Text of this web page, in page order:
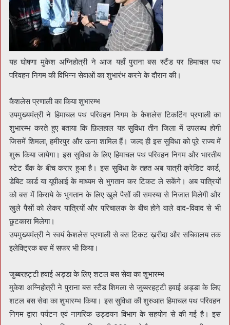
यह घोषणा मुकेश अग्निहोत्री ने आज यहाँ पुराना बस स्टैंड पर हिमाचल पथ
परिवहन निगम की विभिन्न सेवाओं का शुभारंभ करने के दौरान की।
कैशलेस प्रणाली का किया शुभारम्भ
उपमुख्यमंत्री ने हिमाचल पथ परिवहन निगम के कैशलेस टिकटिंग प्रणाली का
शुभारम्भ करते हुए बताया कि फ़िलहाल यह सुविधा तीन जिला में उपलब्ध होगी
जिसमें शिमला, हमीरपुर और ऊना शामिल हैं। जल्द ही इस सुविधा को पूरे राज्य में
शुरू किया जायेगा। इस सुविधा के लिए हिमाचल पथ परिवहन निगम और भारतीय
स्टेट बैंक के बीच करार हुआ है। इस सुविधा के तहत अब यात्री क्रेडिट कार्ड,
डेबिट कार्ड या यूपीआई के माध्यम से भुगतान कर टिकट ले सकेंगे। अब यात्रियों
को बस में किराये के भुगतान के लिए खुले पैसों की समस्या से निजात मिलेगी और
खुले पैसों को लेकर यात्रियों और परिचालक के बीच होने वाले वाद-विवाद से भी
छुटकारा मिलेगा।
उपमुख्यमंत्री ने स्वयं कैशलेस प्रणाली से बस टिकट ख़रीदा और सचिवालय तक
इलेक्ट्रिक बस में सफर भी किया।
जुब्बरहट्टी हवाई अड्डा के लिए शटल बस सेवा का शुभारम्भ
मुकेश अग्निहोत्री ने पुराना बस स्टैंड शिमला से जुब्बरहट्टी हवाई अड्डा के लिए
शटल बस सेवा का शुभारम्भ किया। इस सुविधा की शुरुआत हिमाचल पथ परिवहन
निगम द्वारा पर्यटन एवं नागरिक उड्डयन विभाग के सहयोग से की गई है। इस